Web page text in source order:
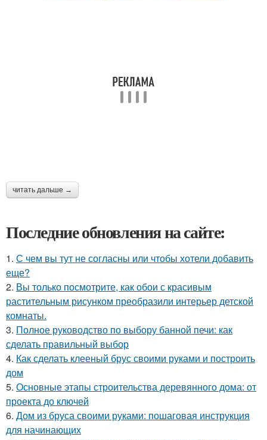
читать дальше →
Последние обновления на сайте:
1. С чем вы тут не согласны или чтобы хотели добавить
еще?
2. Вы только посмотрите, как обои с красивым
растительным рисунком преобразили интерьер детской
комнаты.
3. Полное руководство по выбору банной печи: как
сделать правильный выбор
4. Как сделать клееный брус своими руками и построить
дом
5. Основные этапы строительства деревянного дома: от
проекта до ключей
6. Дом из бруса своими руками: пошаговая инструкция
для начинающих